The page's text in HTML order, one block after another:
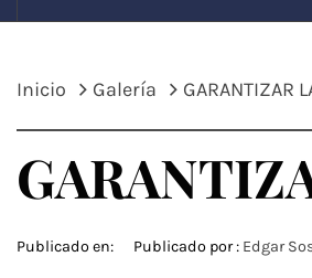
Inicio Galería GARANTIZAR
Publicado en: Publicado por : Edgar